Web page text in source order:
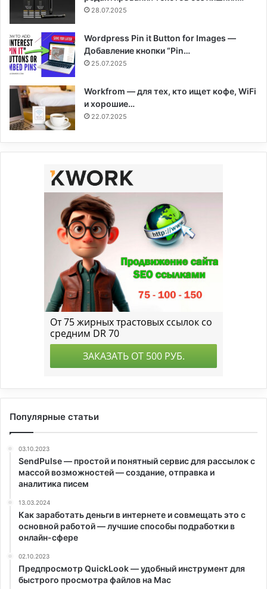
28.07.2025
Wordpress Pin it Button for Images —
Добавление кнопки “Pin…
25.07.2025
Workfrom — для тех, кто ищет кофе, WiFi
и хорошие…
22.07.2025
Популярные статьи
03.10.2023
SendPulse — простой и понятный сервис для рассылок с
массой возможностей — создание, отправка и
аналитика писем
13.03.2024
Как заработать деньги в интернете и совмещать это с
основной работой — лучшие способы подработки в
онлайн-сфере
02.10.2023
Предпросмотр QuickLook — удобный инструмент для
быстрого просмотра файлов на Mac